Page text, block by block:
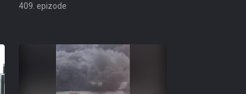
409. epizode